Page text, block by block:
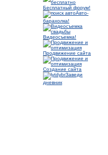
Бесплатный форум!
Авто-
барахолка!
Видеосъемка!
Продвижение сайта
Создание сайта
Заведи
дневник